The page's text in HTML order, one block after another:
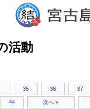
活動
35 36 37
44 次へ »